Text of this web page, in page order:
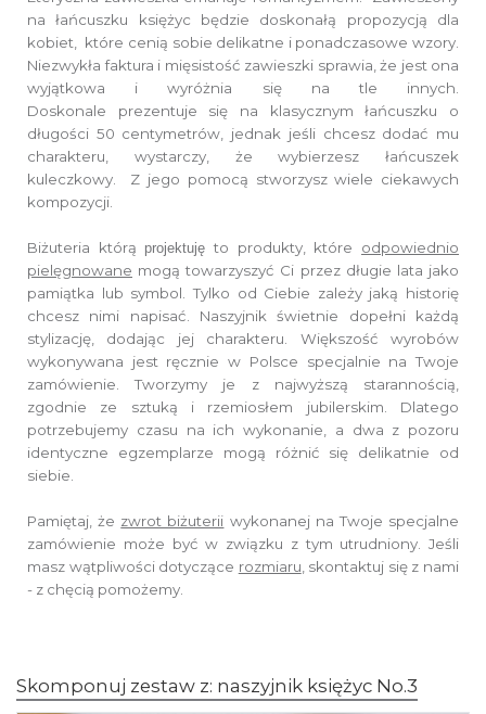
na łańcuszku księżyc będzie doskonałą propozycją dla
kobiet, które cenią sobie delikatne i ponadczasowe wzory.
Niezwykła faktura i mięsistość zawieszki sprawia, że jest ona
wyjątkowa i wyróżnia się na tle innych.
Doskonale prezentuje się na klasycznym łańcuszku o
długości 50 centymetrów, jednak jeśli chcesz dodać mu
charakteru, wystarczy, że wybierzesz łańcuszek
kuleczkowy. Z jego pomocą stworzysz wiele ciekawych
kompozycji.
Biżuteria którą projektuję to produkty, które odpowiednio
pielęgnowane mogą towarzyszyć Ci przez długie lata jako
pamiątka lub symbol.Tylko od Ciebie zależy jaką historię
chcesz nimi napisać. Naszyjnik świetnie dopełni każdą
stylizację, dodając jej charakteru. Większość wyrobów
wykonywana jest ręcznie w Polsce specjalnie na Twoje
zamówienie.Tworzymy je z najwyższą starannością,
zgodnie ze sztuką i rzemiosłem jubilerskim. Dlatego
potrzebujemy czasu na ich wykonanie, a dwa z pozoru
identyczne egzemplarze mogą różnić się delikatnie od
siebie.
Pamiętaj, że zwrot biżuterii wykonanej na Twoje specjalne
zamówienie może być w związku z tym utrudniony. Jeśli
masz wątpliwości dotyczące rozmiaru skontaktuj się z nami
- z chęcią pomożemy.
Skomponuj zestaw z: naszyjnik księżyc No.3